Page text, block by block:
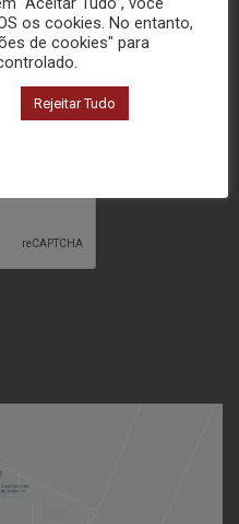
os cookies. No entanto,
de cookies" para
Rejeitar Tudo